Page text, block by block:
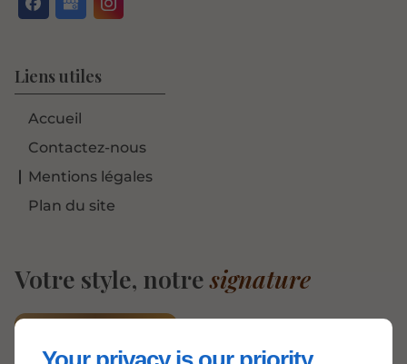
Liens utiles
Accueil
Contactez-nous
Mentions légales
Plan du site
Votre style, notresignature